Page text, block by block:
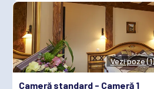
Vezi poze (1)
Cameră standard - Cameră 1